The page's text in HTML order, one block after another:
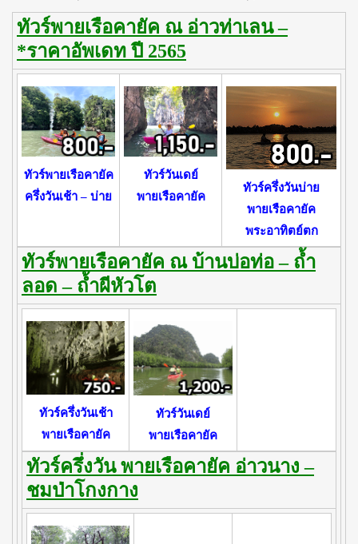
ทัวร์พายเรือคายัค ณ อ่าวท่าเลน –
*ราคาอัพเดท ปี 2565
ทัวร์พายเรือคายัค
ครึ่งวันเช้า – บ่าย
ทัวร์วันเดย์
พายเรือคายัค
ทัวร์ครึ่งวันบ่าย
พายเรือคายัค
พระอาทิตย์ตก
ทัวร์พายเรือคายัค ณ บ้านบ่อท่อ – ถ้ำ
ลอด – ถ้ำผีหัวโต
ทัวร์ครึ่งวันเช้า
พายเรือคายัค
ทัวร์วันเดย์
พายเรือคายัค
ทัวร์ครึ่งวัน พายเรือคายัค อ่าวนาง –
ชมป่าโกงกาง